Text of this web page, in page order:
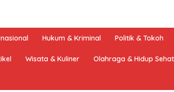
Hukum & Kriminal Politik & Tokoh
Wisata & Kuliner Olahraga & Hidup Sehat